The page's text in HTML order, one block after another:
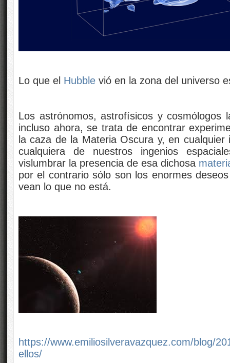
Lo que el Hubble vió en la zona del universo
Los astrónomos, astrofísicos y cosmólogos
incluso ahora, se trata de encontrar
la caza de la Materia Oscura y, en
cualquiera de nuestros ingenios
vislumbrar la presencia de esa dichosa
por el contrario sólo son los enormes
vean lo que no está.
https://www.emiliosilveravazquez.com/blog/
ellos/